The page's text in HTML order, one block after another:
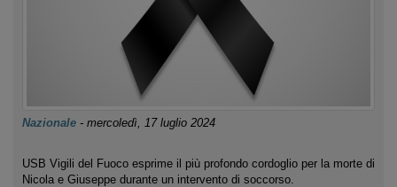
Nazionale - mercoledì, 17 luglio 2024
USB Vigili del Fuoco esprime il più profondo cordoglio per la morte di
Nicola e Giuseppe durante un intervento di soccorso.